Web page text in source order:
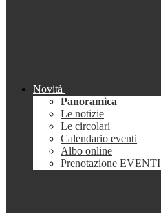
Novità
Panoramica
Le notizie
Le circolari
Calendario eventi
Albo online
Prenotazione EVENTI